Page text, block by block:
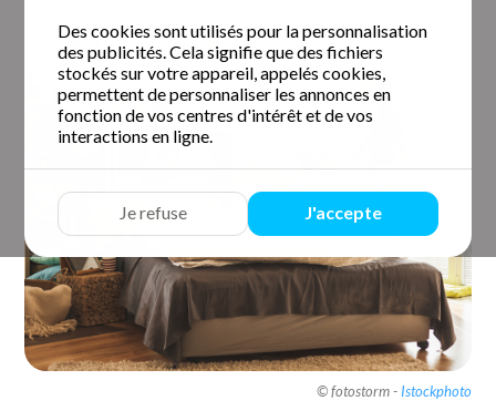
Des cookies sont utilisés pour la personnalisation
des publicités. Cela signifie que des fichiers
stockés sur votre appareil, appelés cookies,
permettent de personnaliser les annonces en
fonction de vos centres d'intérêt et de vos
interactions en ligne.
Je refuse J'accepte
© fotostorm - Istockphoto